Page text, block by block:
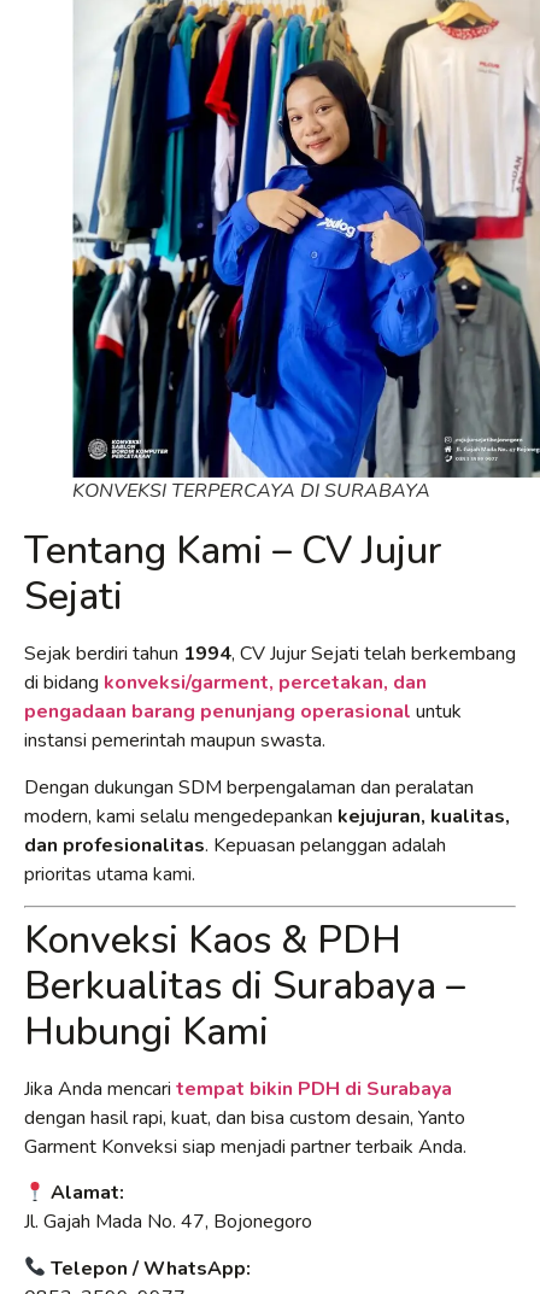
KONVEKSI TERPERCAYA DI SURABAYA
Tentang Kami – CV Jujur
Sejati
Sejak berdiri tahun 1994, CV Jujur Sejati telah berkembang
di bidang konveksi/garment, percetakan, dan
pengadaan barang penunjang operasional untuk
instansi pemerintah maupun swasta.
Dengan dukungan SDM berpengalaman dan peralatan
modern, kami selalu mengedepankan kejujuran, kualitas,
dan profesionalitas. Kepuasan pelanggan adalah
prioritas utama kami.
Konveksi Kaos & PDH
Berkualitas di Surabaya –
Hubungi Kami
Jika Anda mencari tempat bikin PDH di Surabaya
dengan hasil rapi, kuat, dan bisa custom desain, Yanto
Garment Konveksi siap menjadi partner terbaik Anda.
Alamat:
Jl. Gajah Mada No. 47, Bojonegoro
Telepon / WhatsApp: